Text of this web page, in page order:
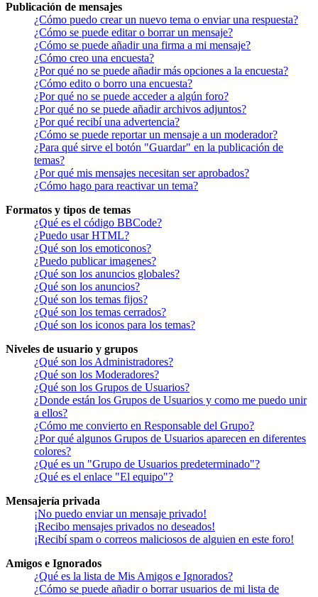
Publicación de mensajes
¿Cómo puedo crear un nuevo tema o enviar una respuesta?
¿Cómo se puede editar o borrar un mensaje?
¿Cómo se puede añadir una firma a mi mensaje?
¿Cómo creo una encuesta?
¿Por qué no se puede añadir más opciones a la encuesta?
¿Cómo edito o borro una encuesta?
¿Por qué no se puede acceder a algún foro?
¿Por qué no se puede añadir archivos adjuntos?
¿Por qué recibí una advertencia?
¿Cómo se puede reportar un mensaje a un moderador?
¿Para qué sirve el botón "Guardar" en la publicación de
temas?
¿Por qué mis mensajes necesitan ser aprobados?
¿Cómo hago para reactivar un tema?
Formatos y tipos de temas
¿Qué es el código BBCode?
¿Puedo usar HTML?
¿Qué son los emoticonos?
¿Puedo publicar imagenes?
¿Qué son los anuncios globales?
¿Qué son los anuncios?
¿Qué son los temas fijos?
¿Qué son los temas cerrados?
¿Qué son los iconos para los temas?
Niveles de usuario y grupos
¿Qué son los Administradores?
¿Qué son los Moderadores?
¿Qué son los Grupos de Usuarios?
¿Donde están los Grupos de Usuarios y como me puedo unir
a ellos?
¿Cómo me convierto en Responsable del Grupo?
¿Por qué algunos Grupos de Usuarios aparecen en diferentes
colores?
¿Qué es un "Grupo de Usuarios predeterminado"?
¿Qué es el enlace "El equipo"?
Mensajería privada
¡No puedo enviar un mensaje privado!
¡Recibo mensajes privados no deseados!
¡Recibí spam o correos maliciosos de alguien en este foro!
Amigos e Ignorados
¿Qué es la lista de Mis Amigos e Ignorados?
¿Cómo se puede añadir o borrar usuarios de mi lista de